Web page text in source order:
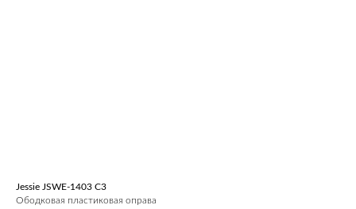
Jessie JSWE-1403 С3
Ободковая пластиковая оправа